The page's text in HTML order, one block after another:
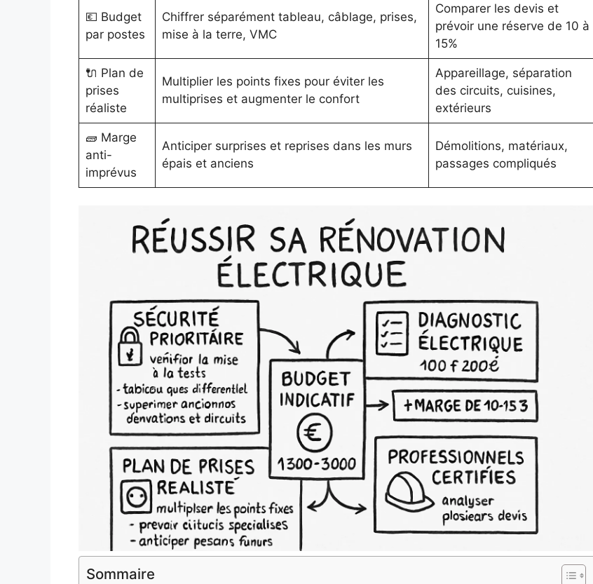
💶 Budget
par postes
Chiffrer séparément tableau, câblage, prises,
mise à la terre, VMC
Comparer les devis et
prévoir une réserve de 10 à
15%
🔌 Plan de
prises
réaliste
Multiplier les points fixes pour éviter les
multiprises et augmenter le confort
Appareillage, séparation
des circuits, cuisines,
extérieurs
🧱 Marge
anti-
imprévus
Anticiper surprises et reprises dans les murs
épais et anciens
Démolitions, matériaux,
passages compliqués
Sommaire